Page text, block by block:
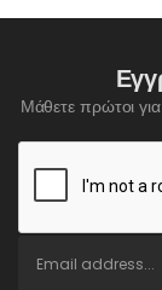
Μάθετε πρώτοι